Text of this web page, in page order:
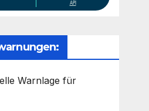
API
Warnlage für